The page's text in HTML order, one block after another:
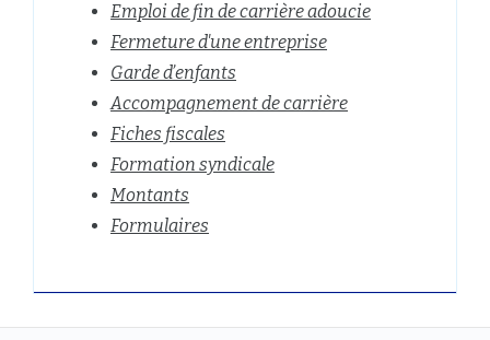
Emploi de fin de carrière adoucie
Fermeture d'une entreprise
Garde d’enfants
Accompagnement de carrière
Fiches fiscales
Formation syndicale
Montants
Formulaires